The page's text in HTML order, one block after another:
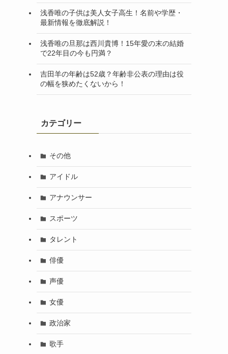
浅香唯の子供は美人女子高生！名前や学歴・
最新情報を徹底解説！
浅香唯の旦那は西川貴博！15年愛の末の結婚
で22年目の今も円満？
吉田羊の年齢は52歳？年齢非公表の理由は役
の幅を狭めたくないから！
カテゴリー
その他
アイドル
アナウンサー
スポーツ
タレント
俳優
声優
女優
政治家
歌手